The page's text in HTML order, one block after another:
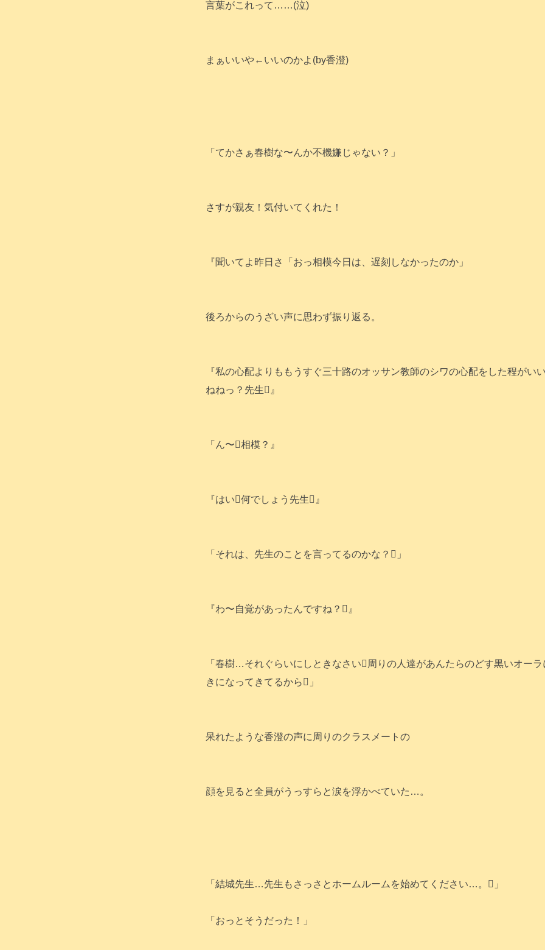
言葉がこれって……(泣)
まぁいいや←いいのかよ(by香澄)
「てかさぁ春樹な〜んか不機嫌じゃない？」
さすが親友！気付いてくれた！
『聞いてよ昨日さ「おっ相模今日は、遅刻しなかったのか」
後ろからのうざい声に思わず振り返る。
『私の心配よりももうすぐ三十路のオッサン教師のシワの心配をした程がい
ねねっ？先生』
『はい何でしょう先生』
「それは、先生のことを言ってるのかな？」
『わ〜自覚があったんですね？』
「春樹…それぐらいにしときなさい周りの人達があんたらのどす黒いオーラ
きになってきてるから」
呆れたような香澄の声に周りのクラスメートの
顔を見ると全員がうっすらと涙を浮かべていた…。
「結城先生…先生もさっさとホームルームを始めてください…。」
「おっとそうだった！」